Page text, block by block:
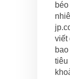
viết
tiêu